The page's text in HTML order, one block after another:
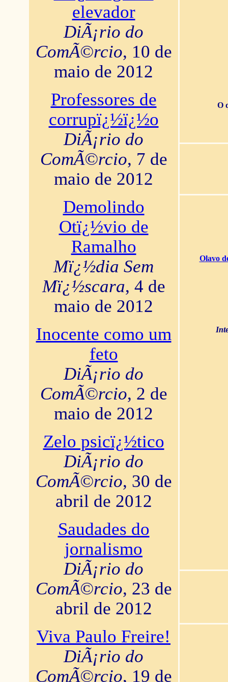
elevador
DiÃ¡rio do
ComÃ©rcio, 10 de
maio de 2012
Professores de
corrupï¿½ï¿½o
DiÃ¡rio do
ComÃ©rcio, 7 de
maio de 2012
Demolindo
Otï¿½vio de
Ramalho
Mï¿½dia Sem
Mï¿½scara, 4 de
maio de 2012
Inocente como um
feto
DiÃ¡rio do
ComÃ©rcio, 2 de
maio de 2012
Zelo psicï¿½tico
DiÃ¡rio do
ComÃ©rcio, 30 de
abril de 2012
Saudades do
jornalismo
DiÃ¡rio do
ComÃ©rcio, 23 de
abril de 2012
Viva Paulo Freire!
DiÃ¡rio do
ComÃ©rcio, 19 de
O
Olavo